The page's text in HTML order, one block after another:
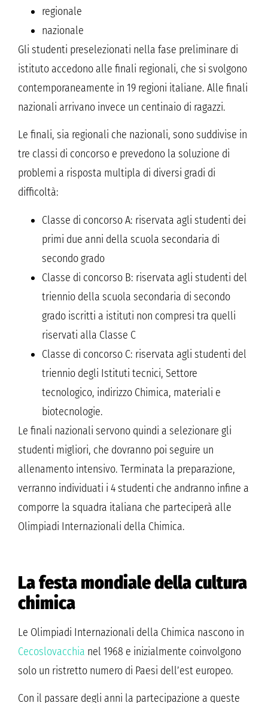
regionale
nazionale
Gli studenti preselezionati nella fase preliminare di
istituto accedono alle finali regionali, che si svolgono
contemporaneamente in 19 regioni italiane. Alle finali
nazionali arrivano invece un centinaio di ragazzi.
Le finali, sia regionali che nazionali, sono suddivise in
tre classi di concorso e prevedono la soluzione di
problemi a risposta multipla di diversi gradi di
difficoltà:
Classe di concorso A: riservata agli studenti dei
primi due anni della scuola secondaria di
secondo grado
Classe di concorso B: riservata agli studenti del
triennio della scuola secondaria di secondo
grado iscritti a istituti non compresi tra quelli
riservati alla Classe C
Classe di concorso C: riservata agli studenti del
triennio degli Istituti tecnici, Settore
tecnologico, indirizzo Chimica, materiali e
biotecnologie.
Le finali nazionali servono quindi a selezionare gli
studenti migliori, che dovranno poi seguire un
allenamento intensivo. Terminata la preparazione,
verranno individuati i 4 studenti che andranno infine a
comporre la squadra italiana che parteciperà alle
Olimpiadi Internazionali della Chimica.
La festa mondiale della cultura
chimica
Le Olimpiadi Internazionali della Chimica nascono in
Cecoslovacchia nel 1968 e inizialmente coinvolgono
solo un ristretto numero di Paesi dell’est europeo.
Con il passare degli anni la partecipazione a queste